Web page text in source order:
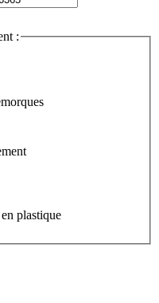
:
plastique